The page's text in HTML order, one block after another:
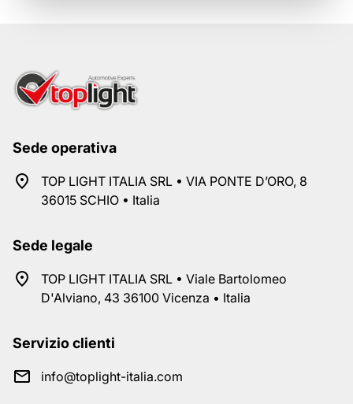
Sede operativa
TOP LIGHT ITALIA SRL • VIA PONTE D’ORO, 8
36015 SCHIO • Italia
Sede legale
TOP LIGHT ITALIA SRL • Viale Bartolomeo
D'Alviano, 43 36100 Vicenza • Italia
Servizio clienti
info@toplight-italia.com